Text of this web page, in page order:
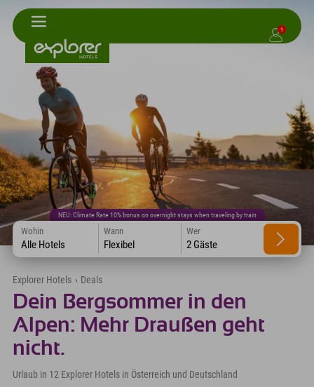
1
NEU: Climate Rate 10% bonus on overnight stays when traveling by train
Wohin
Alle Hotels
Wann
Flexibel
Wer
2 Gäste
Explorer Hotels › Deals
Dein Bergsommer in den
Alpen: Mehr Draußen geht
nicht.
Urlaub in 12 Explorer Hotels in Österreich und Deutschland